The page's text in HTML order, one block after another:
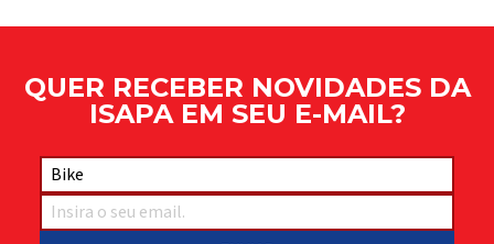
QUER RECEBER NOVIDADES DA
ISAPA EM SEU E-MAIL?